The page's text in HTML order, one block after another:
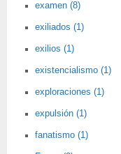
examen (8)
exiliados (1)
exilios (1)
existencialismo (1)
exploraciones (1)
expulsión (1)
fanatismo (1)